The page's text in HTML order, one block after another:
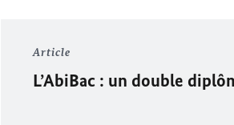
Article
L’AbiBac : un double